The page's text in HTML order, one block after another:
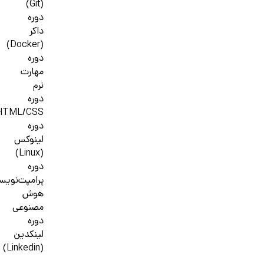
(Git)
دوره
داکر
(Docker)
دوره
مهارت
نرم
دوره
CSS
دوره
لینوکس
(Linux)
دوره
هوش
مصنوعی
دوره
لینکدین
(Linkedin)